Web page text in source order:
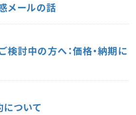
メールの話
検討中の方へ：価格・納期に
ついて